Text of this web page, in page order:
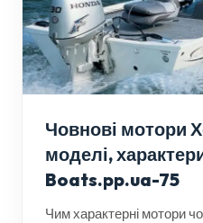
Човнові мотори
моделі,
Boats.pp.ua-75
Чим характерні мотори